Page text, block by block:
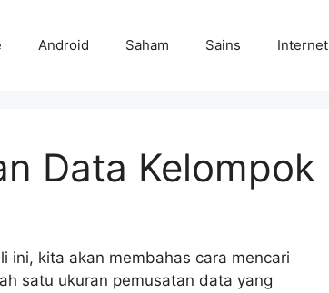
Android Saham Sains Internet
Data Kelompok
ini, kita akan membahas cara mencari
satu ukuran pemusatan data yang